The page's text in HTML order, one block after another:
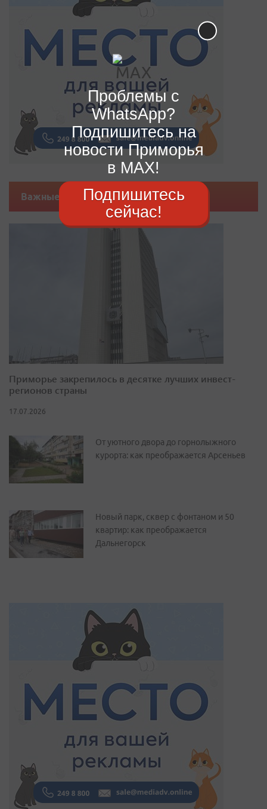
Важные новости
Приморье закрепилось в десятке лучших инвест-
регионов страны
17.07.2026
От уютного двора до горнолыжного
курорта: как преображается Арсеньев
Новый парк, сквер с фонтаном и 50
квартир: как преображается
Дальнегорск
Проблемы с
WhatsApp?
Подпишитесь на
новости Приморья
в MAX!
Подпишитесь
сейчас!